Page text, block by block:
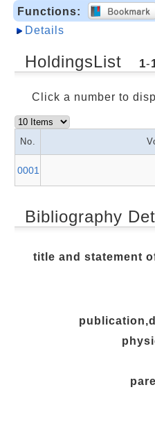
Functions:
Details
HoldingsList 1-
Click a number to
No.
0001
Bibliography
title and statement